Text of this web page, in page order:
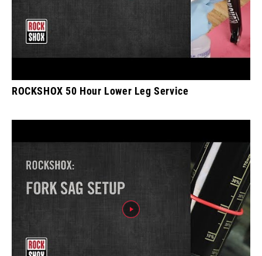
ROCKSHOX 50 Hour Lower Leg Service